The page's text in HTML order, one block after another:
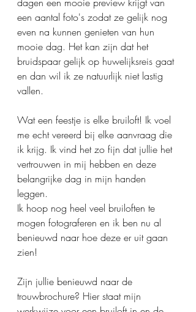
een aantal foto's zodat ze gelijk nog
even na kunnen genieten van hun
mooie dag. Het kan zijn dat het
bruidspaar gelijk op huwelijksreis gaat
en dan wil ik ze natuurlijk niet lastig
vallen.
Wat een feestje is elke bruiloft! Ik voel
me echt vereerd bij elke aanvraag die
ik krijg. Ik vind het zo fijn dat jullie het
vertrouwen in mij hebben en deze
belangrijke dag in mijn handen
leggen.
Ik hoop nog heel veel bruiloften te
mogen fotograferen en ik ben nu al
benieuwd naar hoe deze er uit gaan
zien!
Zijn jullie benieuwd naar de
trouwbrochure? Hier staat mijn